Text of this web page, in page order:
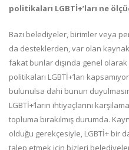
politikaları LGBTİ+’ları ne
Bazı belediyeler, birimler veya
da desteklerden, var olan
fakat bunlar dışında genel
politikaları LGBTİ+’ları
bulunulsa dahi bunun
LGBTİ+’ların ihtiyaçlarını
topluma bırakılmış durumda.
olduğu gerekçesiyle, LGBTİ+ bir
talep etmek için bizleri